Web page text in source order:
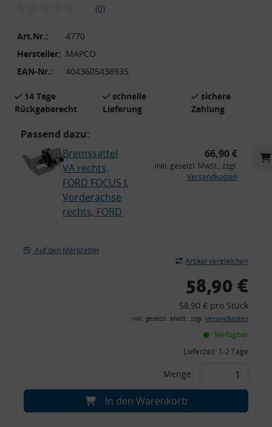
(0)
Art.Nr.:
4770
Hersteller: MAPCO
EAN-Nr.:
4043605438935
14 Tage
Rückgaberecht
schnelle
Lieferung
sichere
Zahlung
Passend dazu:
Bremssattel
VA rechts,
FORD FOCUS I,
Vorderachse
rechts, FORD
66,90 €
inkl. gesetzl. MwSt., zzgl.
Versandkosten
Auf den Merkzettel
Artikel vergleichen
58,90 €
58,90 € pro Stück
inkl. gesetzl. MwSt., zzgl. Versandkosten
Verfügbar
Lieferzeit: 1-2 Tage
Menge:
In den Warenkorb